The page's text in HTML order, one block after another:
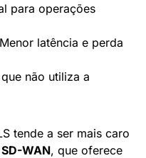
para operações
Menor latência e perda
não utiliza a
tende a ser mais caro
SD-WAN, que oferece